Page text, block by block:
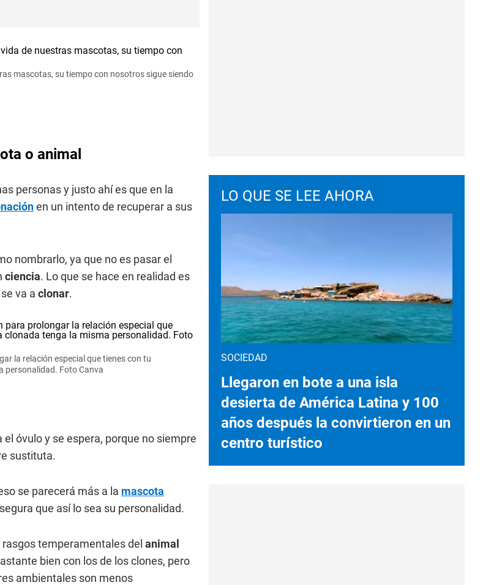
mascotas, su tiempo con nosotros sigue siendo
o animal
personas y justo ahí es que en la
en un intento de recuperar a sus
nombrarlo, ya que no es pasar el
ciencia. Lo que se hace en realidad es
va a clonar.
la relación especial que tienes con tu
personalidad. Foto Canva
óvulo y se espera, porque no siempre
sustituta.
se parecerá más a la mascota
que así lo sea su personalidad.
temperamentales del animal
bien con los de los clones, pero
ambientales son menos
LO QUE SE LEE AHORA
SOCIEDAD
Llegaron en bote a una isla
desierta de América Latina y 100
años después la convirtieron en un
centro turístico